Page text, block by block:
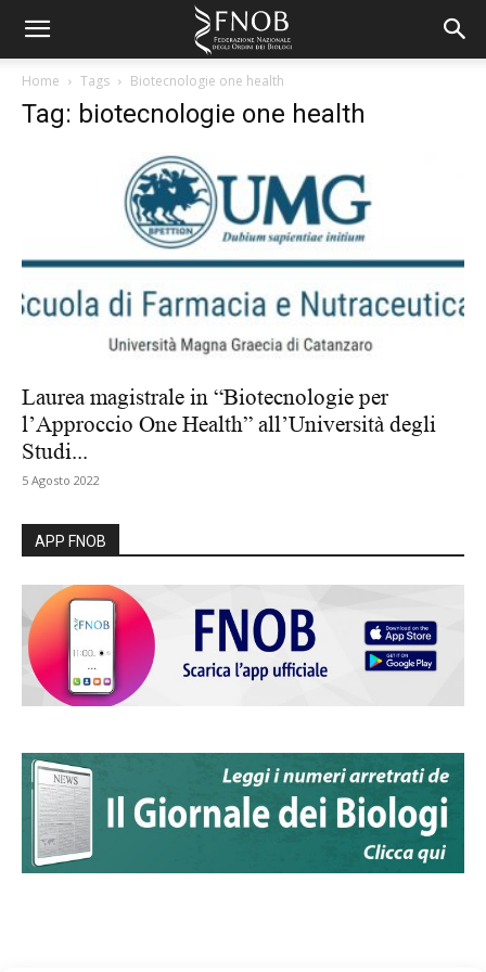
Home Tags Biotecnologie one health
Tag: biotecnologie one health
Laurea magistrale in “Biotecnologie per
l’Approccio One Health” all’Università degli
Studi...
5 Agosto 2022
APP FNOB